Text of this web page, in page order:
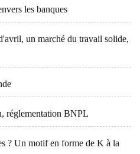
les banques
un marché du travail solide,
réglementation BNPL
? Un motif en forme de K à la